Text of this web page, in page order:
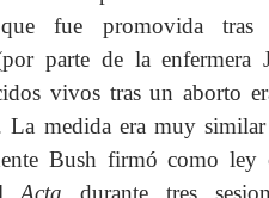
fue promovida tras
parte de la enfermera
vivos tras un aborto
La medida era muy
Bush firmó como ley
Acta durante tres